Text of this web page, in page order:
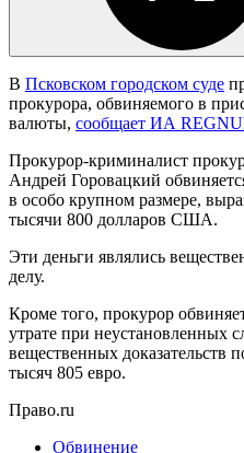
В Псковском городском суде
прокурора, обвиняемого в
валюты, сообщает ИА
Прокурор-криминалист
Андрей Горовацкий
в особо крупном размере,
тысячи 800 долларов США.
Эти деньги являлись
делу.
Кроме того, прокурор
утрате при неустановленных
вещественных доказательств
тысяч 805 евро.
Право.ru
Обвинение